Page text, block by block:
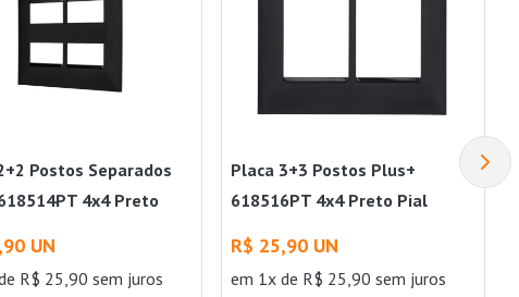
Postos Separados
4x4 Preto
UN
R$ 25,90 sem juros
Placa 3+3 Postos Plus+
618516PT 4x4 Preto Pial
R$ 25,90 UN
em 1x de R$ 25,90 sem juros